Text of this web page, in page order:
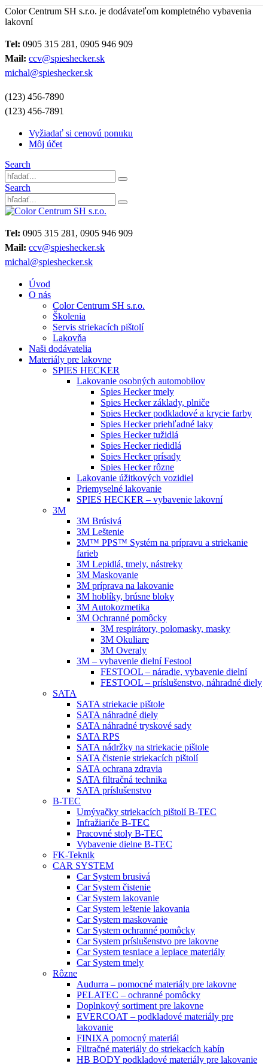
Color Centrum SH s.r.o. je dodávateľom kompletného vybavenia
lakovní
Tel: 0905 315 281, 0905 946 909
Mail: ccv@spieshecker.sk
michal@spieshecker.sk
(123) 456-7890
(123) 456-7891
Vyžiadať si cenovú ponuku
Môj účet
Search
Search
Tel: 0905 315 281, 0905 946 909
Mail: ccv@spieshecker.sk
michal@spieshecker.sk
Úvod
O nás
Color Centrum SH s.r.o.
Školenia
Servis striekacích pištolí
Lakovňa
Naši dodávatelia
Materiály pre lakovne
SPIES HECKER
Lakovanie osobných automobilov
Spies Hecker tmely
Spies Hecker základy, plniče
Spies Hecker podkladové a krycie farby
Spies Hecker priehľadné laky
Spies Hecker tužidlá
Spies Hecker riedidlá
Spies Hecker prísady
Spies Hecker rôzne
Lakovanie úžitkových vozidiel
Priemyselné lakovanie
SPIES HECKER – vybavenie lakovní
3M
3M Brúsivá
3M Leštenie
3M™ PPS™ Systém na prípravu a striekanie
farieb
3M Lepidlá, tmely, nástreky
3M Maskovanie
3M príprava na lakovanie
3M hoblíky, brúsne bloky
3M Autokozmetika
3M Ochranné pomôcky
3M respirátory, polomasky, masky
3M Okuliare
3M Overaly
3M – vybavenie dielní Festool
FESTOOL – náradie, vybavenie dielní
FESTOOL – príslušenstvo, náhradné diely
SATA
SATA striekacie pištole
SATA náhradné diely
SATA náhradné tryskové sady
SATA RPS
SATA nádržky na striekacie pištole
SATA čistenie striekacích pištolí
SATA ochrana zdravia
SATA filtračná technika
SATA príslušenstvo
B-TEC
Umývačky striekacích pištolí B-TEC
Infražiariče B-TEC
Pracovné stoly B-TEC
Vybavenie dielne B-TEC
FK-Teknik
CAR SYSTEM
Car System brusivá
Car System čistenie
Car System lakovanie
Car System leštenie lakovania
Car System maskovanie
Car System ochranné pomôcky
Car System príslušenstvo pre lakovne
Car System tesniace a lepiace materiály
Car System tmely
Rôzne
Audurra – pomocné materiály pre lakovne
PELATEC – ochranné pomôcky
Doplnkový sortiment pre lakovne
EVERCOAT – podkladové materiály pre
lakovanie
FINIXA pomocný materiál
Filtračné materiály do striekacích kabín
HB BODY podkladové materiály pre lakovanie